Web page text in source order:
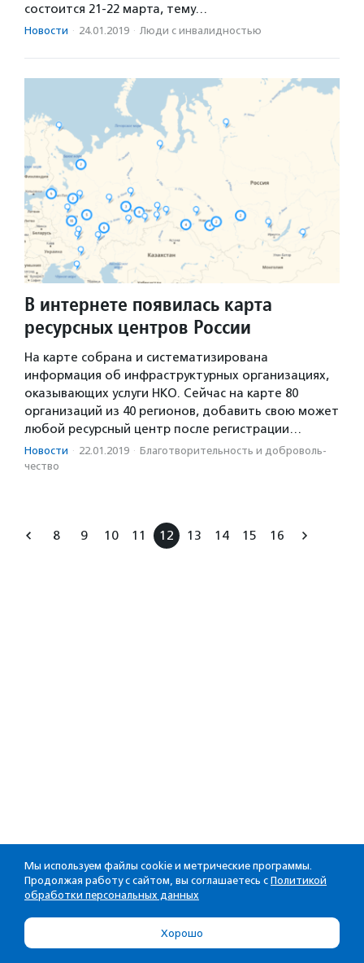
состоится 21-22 марта, тему…
Новости · 24.01.2019 · Люди с инвалидностью
В интернете появилась карта
ресурсных центров России
На карте собрана и систематизирована
информация об инфраструктурных организациях,
оказывающих услуги НКО. Сейчас на карте 80
организаций из 40 регионов, добавить свою может
любой ресурсный центр после регистрации…
Новости · 22.01.2019 · Благотвори­тель­ность и доброволь­
чест­во
8 9 10 11 12 13 14 15 16
Мы используем файлы cookie и метрические программы.
Продолжая работу с сайтом, вы соглашаетесь с Политикой
обработки персональных данных
Хорошо